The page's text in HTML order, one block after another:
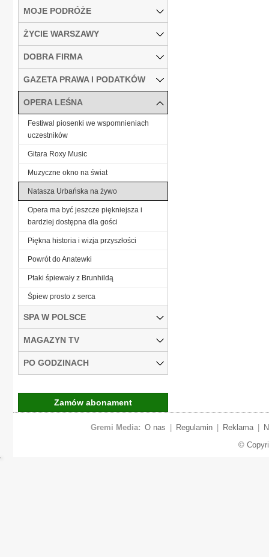
MOJE PODRÓŻE
ŻYCIE WARSZAWY
DOBRA FIRMA
GAZETA PRAWA I PODATKÓW
OPERA LEŚNA
Festiwal piosenki we wspomnieniach
uczestników
Gitara Roxy Music
Muzyczne okno na świat
Natasza Urbańska na żywo
Opera ma być jeszcze piękniejsza i
bardziej dostępna dla gości
Piękna historia i wizja przyszłości
Powrót do Anatewki
Ptaki śpiewały z Brunhildą
Śpiew prosto z serca
SPA W POLSCE
MAGAZYN TV
PO GODZINACH
Zamów abonament
Gremi Media: O nas Regulamin Reklama
©